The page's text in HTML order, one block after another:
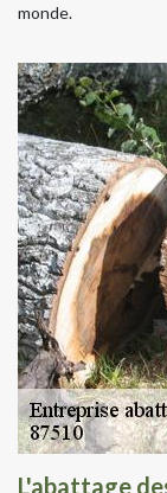
monde.
L'abattage